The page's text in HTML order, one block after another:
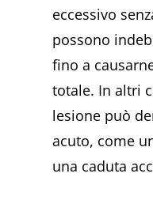
eccessivo
possono
fino a
totale. In altri
lesione può
acuto, come
una caduta